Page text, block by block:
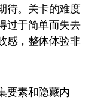
待。关卡的难度
过于简单而失去
感，整体体验非
要素和隐藏内